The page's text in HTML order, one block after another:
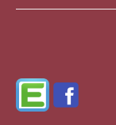
EdupageFacebook